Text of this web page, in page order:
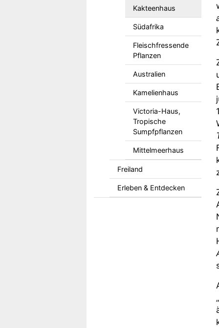
Kakteenhaus
Südafrika
Fleischfressende
Pflanzen
Australien
Kamelienhaus
Victoria-Haus,
Tropische
Sumpfpflanzen
Mittelmeerhaus
Freiland
Erleben & Entdecken